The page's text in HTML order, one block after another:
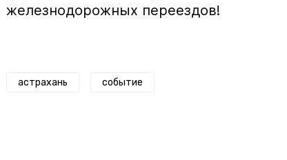
железнодорожных переездов!
астрахань событие